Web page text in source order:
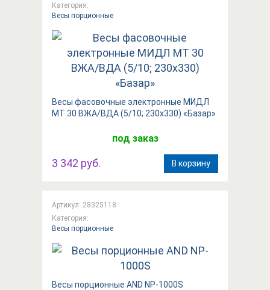
Категория:
Весы порционные
Весы фасовочные электронные МИДЛ
МТ 30 ВЖА/ВДА (5/10; 230x330) «Базар»
под заказ
3 342 руб. В корзину
Артикул: 28325118
Категория:
Весы порционные
Вeсы порционные AND NP-1000S